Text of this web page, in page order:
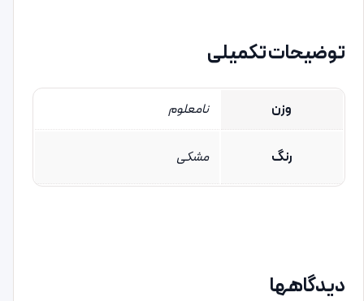
توضیحات تکمیلی
وزن نامعلوم
رنگ مشکی
دیدگاهها